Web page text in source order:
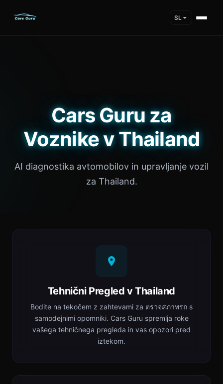
SL
Cars Guru za
Voznike v Thailand
AI diagnostika avtomobilov in upravljanje vozil
za Thailand.
Tehnični Pregled v Thailand
Bodite na tekočem z zahtevami za ตรวจสภาพรถ s
samodejnimi opomniki. Cars Guru spremlja roke
vašega tehničnega pregleda in vas opozori pred
iztekom.